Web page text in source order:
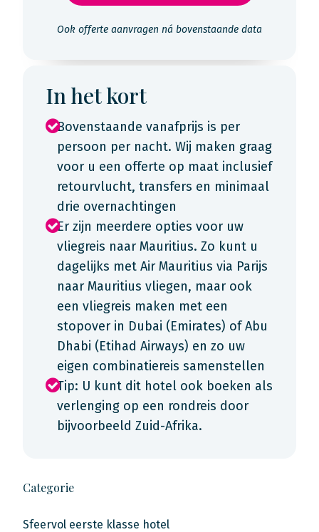
Ook offerte aanvragen ná bovenstaande data
In het kort
Bovenstaande vanafprijs is per
persoon per nacht. Wij maken graag
voor u een offerte op maat inclusief
retourvlucht, transfers en minimaal
drie overnachtingen
Er zijn meerdere opties voor uw
vliegreis naar Mauritius. Zo kunt u
dagelijks met Air Mauritius via Parijs
naar Mauritius vliegen, maar ook
een vliegreis maken met een
stopover in Dubai (Emirates) of Abu
Dhabi (Etihad Airways) en zo uw
eigen combinatiereis samenstellen
Tip: U kunt dit hotel ook boeken als
verlenging op een rondreis door
bijvoorbeeld Zuid-Afrika.
Categorie
Sfeervol eerste klasse hotel